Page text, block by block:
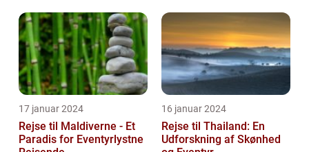
17 januar 2024
Rejse til Maldiverne - Et
Paradis for Eventyrlystne
16 januar 2024
Rejse til Thailand: En
Udforskning af Skønhed